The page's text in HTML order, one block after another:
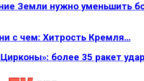
Земли нужно уменьшить
с чем: Хитрость Кремля…
более 35 ракет